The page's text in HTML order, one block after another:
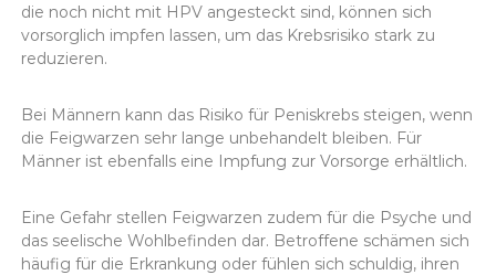
die noch nicht mit HPV angesteckt sind, können sich
vorsorglich impfen lassen, um das Krebsrisiko stark zu
reduzieren.
Bei Männern kann das Risiko für Peniskrebs steigen, wenn
die Feigwarzen sehr lange unbehandelt bleiben. Für
Männer ist ebenfalls eine Impfung zur Vorsorge erhältlich.
Eine Gefahr stellen Feigwarzen zudem für die Psyche und
das seelische Wohlbefinden dar. Betroffene schämen sich
häufig für die Erkrankung oder fühlen sich schuldig, ihren